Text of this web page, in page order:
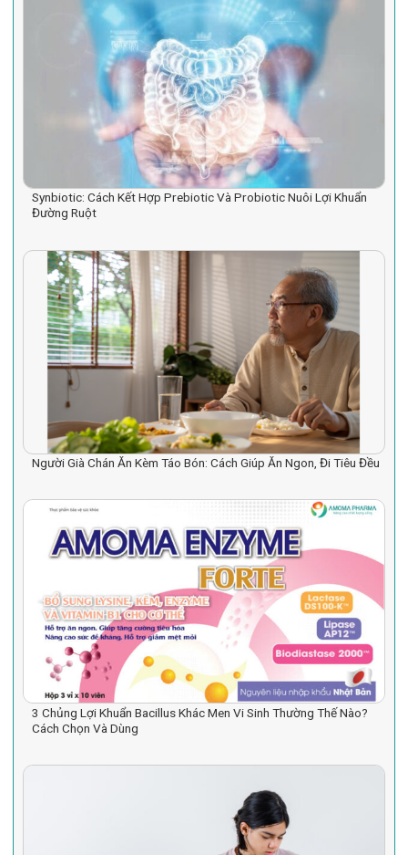
Synbiotic: Cách Kết Hợp Prebiotic Và Probiotic Nuôi Lợi Khuẩn
Đường Ruột
Người Già Chán Ăn Kèm Táo Bón: Cách Giúp Ăn Ngon, Đi Tiêu Đều
3 Chủng Lợi Khuẩn Bacillus Khác Men Vi Sinh Thường Thế Nào?
Cách Chọn Và Dùng